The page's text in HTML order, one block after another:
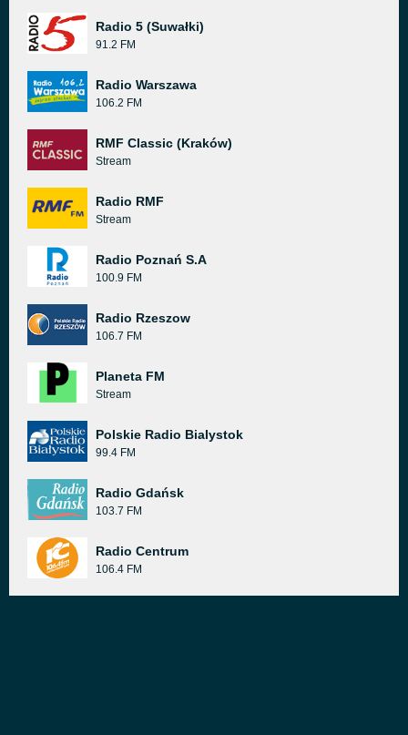
Radio 5 (Suwałki)
91.2 FM
Radio Warszawa
106.2 FM
RMF Classic (Kraków)
Stream
Radio RMF
Stream
Radio Poznań S.A
100.9 FM
Radio Rzeszow
106.7 FM
Planeta FM
Stream
Polskie Radio Bialystok
99.4 FM
Radio Gdańsk
103.7 FM
Radio Centrum
106.4 FM